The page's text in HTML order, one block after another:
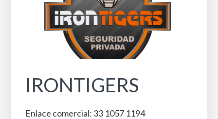
IRONTIGERS
Enlace comercial: 33 1057 1194